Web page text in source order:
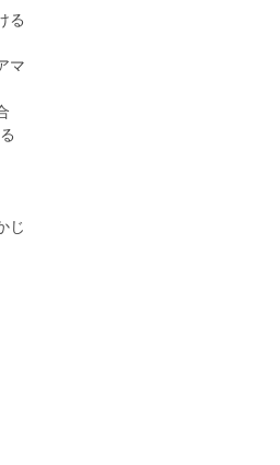
る
マ
じ